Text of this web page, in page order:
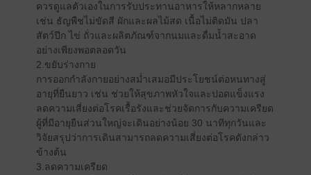
ควรดูแลตัวเองในการรับประทานอาหารให้หลากหลาย
เช่น ธัญพืชไม่ขัดสี ผักและผลไม้สด เนื้อไม่ติดมัน ปลา
สัตว์ปีก ไข่ ถั่วและผลิตภัณฑ์จากนมและดื่มน้ำสะอาด
อย่างเพียงพอตลอดวัน
2.ขยับร่างกาย
การออกกำลังกายอย่างสม่ำเสมอมีประโยชน์ต่อหนทางสู่
อายุที่ยืนยาว เช่น ช่วยให้สุขภาพหัวใจและปอดแข็งแรง
ลดความเสี่ยงต่อโรคเรื้อรังและช่วยจัดการกับความเครียด
ผู้ที่มีอายุยืนส่วนใหญ่จะเดินอย่างน้อย 30 นาทีทุกวันและ
วิจัยสรุปว่าการเดินสามารถลดความเสี่ยงต่อโรคดังกล่าว
ข้างต้น
3.ลดความเครียด